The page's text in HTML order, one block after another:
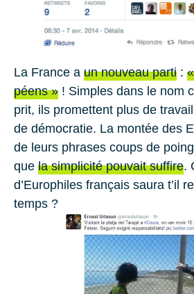
La France a un nou­veau parti :
péens » ! Simples dans le nom
prit, ils pro­mettent plus de
de dé­mo­cra­tie. La mon­tée des
de leurs phrases coups de
que la sim­pli­cité pou­vait suf­fire.
d’Eu­ro­philes fran­çais saura t’il
temps ?